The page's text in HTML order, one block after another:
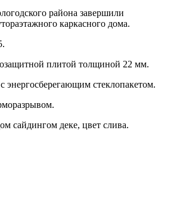
района завершили
каркасного дома.
плитой толщиной 22 мм.
энергосберегающим стеклопакетом.
сайдингом деке, цвет слива.